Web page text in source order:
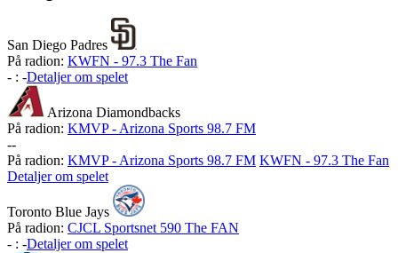
San Diego Padres
På radion: KWFN - 97.3 The Fan
- : -Detaljer om spelet
Arizona Diamondbacks
På radion: KMVP - Arizona Sports 98.7 FM
--
På radion: KMVP - Arizona Sports 98.7 FM KWFN - 97.3 The Fan
Detaljer om spelet
Toronto Blue Jays
På radion: CJCL Sportsnet 590 The FAN
- : -Detaljer om spelet